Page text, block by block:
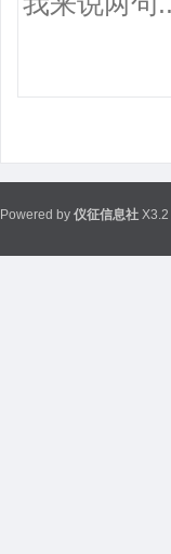
Powered by 仪征信息社 X3.2